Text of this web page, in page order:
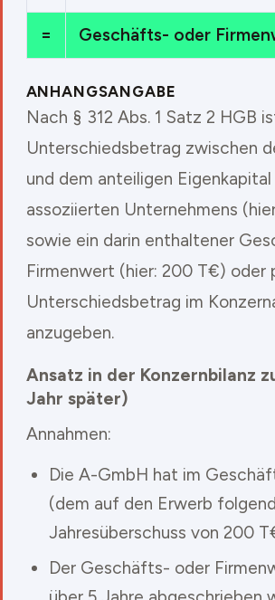
= Geschäfts- oder
ANHANGSANGABE
Nach § 312 Abs. 1 Satz 2 HGB
Unterschiedsbetrag zwischen
und dem anteiligen Eigenkapital
assoziierten Unternehmens
sowie ein darin enthaltener
Firmenwert (hier: 200 T€) oder
Unterschiedsbetrag im
anzugeben.
Ansatz in der Konzernbilanz
Jahr später)
Annahmen:
Die A-GmbH hat im
(dem auf den Erwerb
Jahresüberschuss von 200
Der Geschäfts- oder